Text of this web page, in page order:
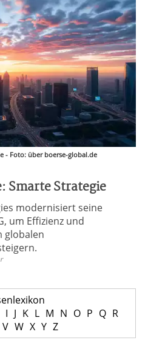
- Foto: über boerse-global.de
Smarte Strategie
modernisiert seine
um Effizienz und
globalen
I J K L M N O P Q R
V W X Y Z